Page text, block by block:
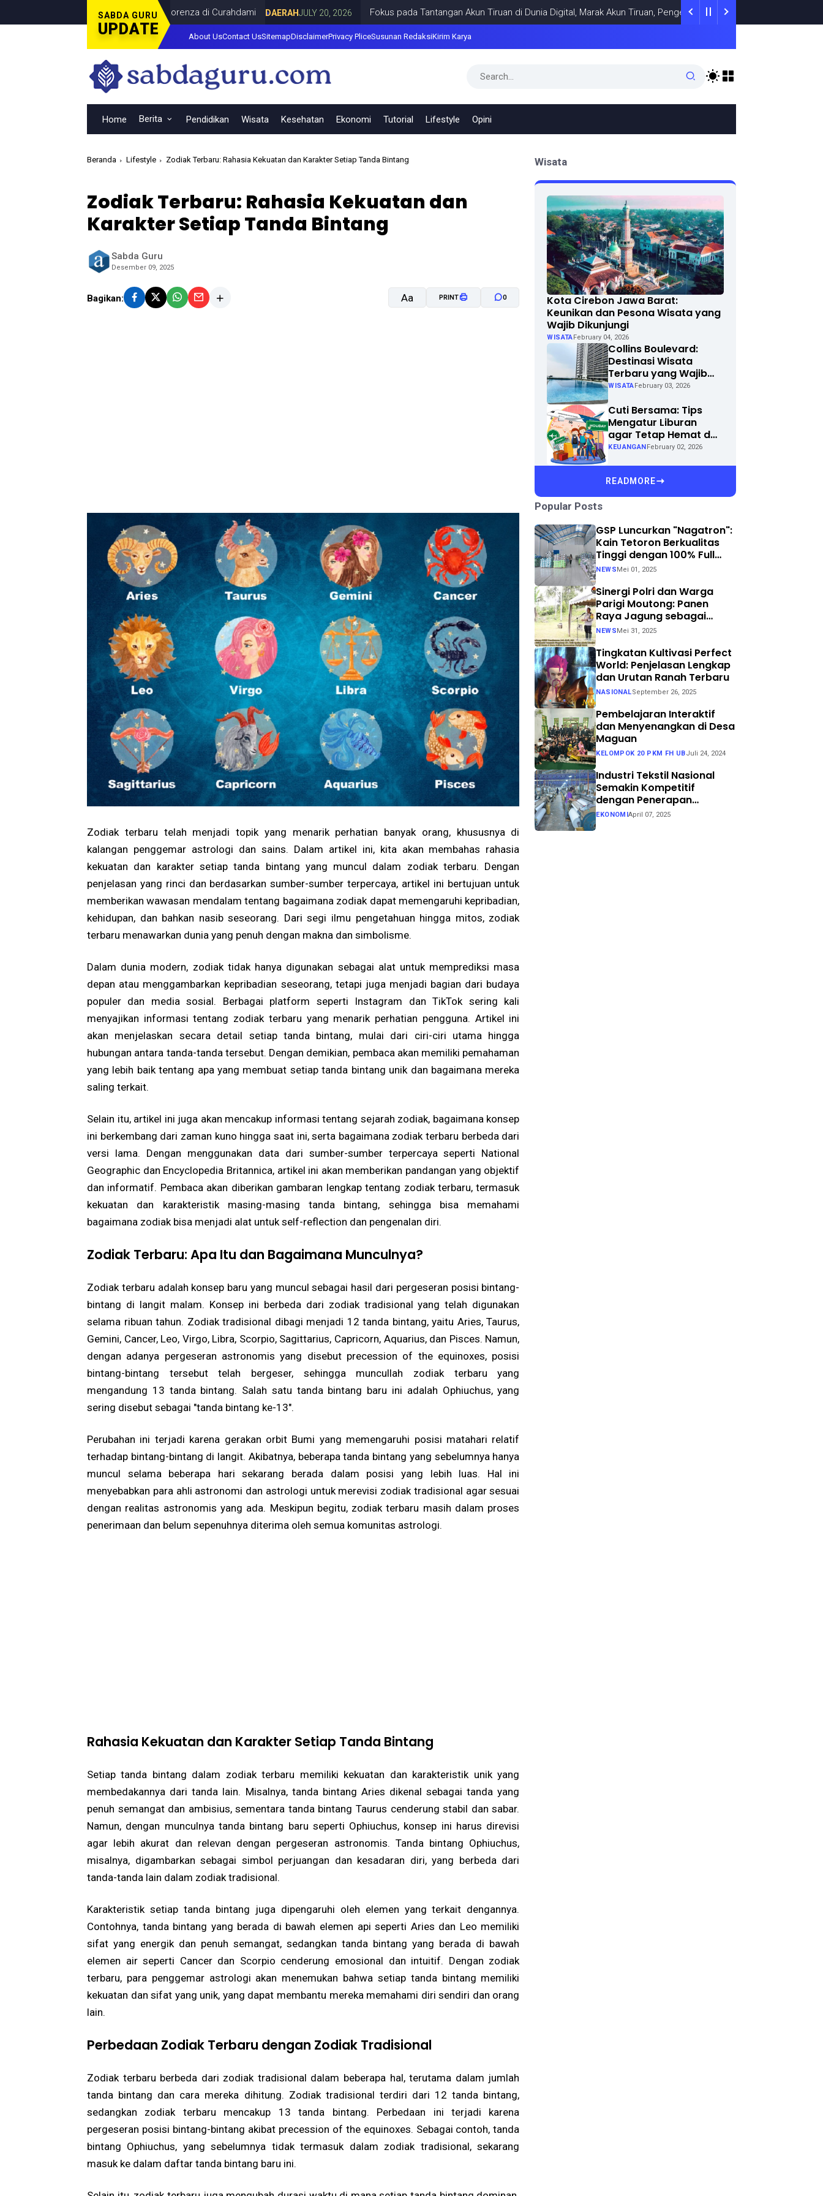
SABDA GURU
UPDATE
Piala Dunia Bersama Dina Lorenza di Curahdami DAERAH JULY 20, 2026 Fokus pada Tantangan Akun Tiruan di Dunia Digital, Marak Akun Tiruan, Pengelola TikTok @samsungstore.ta Siapkan
About UsContact UsSitemapDisclaimerPrivacy PliceSusunan RedaksiKirim Karya
Home Berita Pendidikan Wisata Kesehatan Ekonomi Tutorial Lifestyle Opini
Beranda Lifestyle Zodiak Terbaru: Rahasia Kekuatan dan Karakter Setiap Tanda Bintang
Zodiak Terbaru: Rahasia Kekuatan dan
Karakter Setiap Tanda Bintang
Sabda Guru
Desember 09, 2025
Bagikan: Aa PRINT 0
Zodiak terbaru telah menjadi topik yang menarik perhatian banyak orang, khususnya di
kalangan penggemar astrologi dan sains. Dalam artikel ini, kita akan membahas rahasia
kekuatan dan karakter setiap tanda bintang yang muncul dalam zodiak terbaru. Dengan
penjelasan yang rinci dan berdasarkan sumber-sumber terpercaya, artikel ini bertujuan untuk
memberikan wawasan mendalam tentang bagaimana zodiak dapat memengaruhi kepribadian,
kehidupan, dan bahkan nasib seseorang. Dari segi ilmu pengetahuan hingga mitos, zodiak
terbaru menawarkan dunia yang penuh dengan makna dan simbolisme.
Dalam dunia modern, zodiak tidak hanya digunakan sebagai alat untuk memprediksi masa
depan atau menggambarkan kepribadian seseorang, tetapi juga menjadi bagian dari budaya
populer dan media sosial. Berbagai platform seperti Instagram dan TikTok sering kali
menyajikan informasi tentang zodiak terbaru yang menarik perhatian pengguna. Artikel ini
akan menjelaskan secara detail setiap tanda bintang, mulai dari ciri-ciri utama hingga
hubungan antara tanda-tanda tersebut. Dengan demikian, pembaca akan memiliki pemahaman
yang lebih baik tentang apa yang membuat setiap tanda bintang unik dan bagaimana mereka
saling terkait.
Selain itu, artikel ini juga akan mencakup informasi tentang sejarah zodiak, bagaimana konsep
ini berkembang dari zaman kuno hingga saat ini, serta bagaimana zodiak terbaru berbeda dari
versi lama. Dengan menggunakan data dari sumber-sumber terpercaya seperti National
Geographic dan Encyclopedia Britannica, artikel ini akan memberikan pandangan yang objektif
dan informatif. Pembaca akan diberikan gambaran lengkap tentang zodiak terbaru, termasuk
kekuatan dan karakteristik masing-masing tanda bintang, sehingga bisa memahami
bagaimana zodiak bisa menjadi alat untuk self-reflection dan pengenalan diri.
Zodiak Terbaru: Apa Itu dan Bagaimana Munculnya?
Zodiak terbaru adalah konsep baru yang muncul sebagai hasil dari pergeseran posisi bintang-
bintang di langit malam. Konsep ini berbeda dari zodiak tradisional yang telah digunakan
selama ribuan tahun. Zodiak tradisional dibagi menjadi 12 tanda bintang, yaitu Aries, Taurus,
Gemini, Cancer, Leo, Virgo, Libra, Scorpio, Sagittarius, Capricorn, Aquarius, dan Pisces. Namun,
dengan adanya pergeseran astronomis yang disebut precession of the equinoxes, posisi
bintang-bintang tersebut telah bergeser, sehingga muncullah zodiak terbaru yang
mengandung 13 tanda bintang. Salah satu tanda bintang baru ini adalah Ophiuchus, yang
sering disebut sebagai "tanda bintang ke-13".
Perubahan ini terjadi karena gerakan orbit Bumi yang memengaruhi posisi matahari relatif
terhadap bintang-bintang di langit. Akibatnya, beberapa tanda bintang yang sebelumnya hanya
muncul selama beberapa hari sekarang berada dalam posisi yang lebih luas. Hal ini
menyebabkan para ahli astronomi dan astrologi untuk merevisi zodiak tradisional agar sesuai
dengan realitas astronomis yang ada. Meskipun begitu, zodiak terbaru masih dalam proses
penerimaan dan belum sepenuhnya diterima oleh semua komunitas astrologi.
Rahasia Kekuatan dan Karakter Setiap Tanda Bintang
Setiap tanda bintang dalam zodiak terbaru memiliki kekuatan dan karakteristik unik yang
membedakannya dari tanda lain. Misalnya, tanda bintang Aries dikenal sebagai tanda yang
penuh semangat dan ambisius, sementara tanda bintang Taurus cenderung stabil dan sabar.
Namun, dengan munculnya tanda bintang baru seperti Ophiuchus, konsep ini harus direvisi
agar lebih akurat dan relevan dengan pergeseran astronomis. Tanda bintang Ophiuchus,
misalnya, digambarkan sebagai simbol perjuangan dan kesadaran diri, yang berbeda dari
tanda-tanda lain dalam zodiak tradisional.
Karakteristik setiap tanda bintang juga dipengaruhi oleh elemen yang terkait dengannya.
Contohnya, tanda bintang yang berada di bawah elemen api seperti Aries dan Leo memiliki
sifat yang energik dan penuh semangat, sedangkan tanda bintang yang berada di bawah
elemen air seperti Cancer dan Scorpio cenderung emosional dan intuitif. Dengan zodiak
terbaru, para penggemar astrologi akan menemukan bahwa setiap tanda bintang memiliki
kekuatan dan sifat yang unik, yang dapat membantu mereka memahami diri sendiri dan orang
lain.
Perbedaan Zodiak Terbaru dengan Zodiak Tradisional
Zodiak terbaru berbeda dari zodiak tradisional dalam beberapa hal, terutama dalam jumlah
tanda bintang dan cara mereka dihitung. Zodiak tradisional terdiri dari 12 tanda bintang,
sedangkan zodiak terbaru mencakup 13 tanda bintang. Perbedaan ini terjadi karena
pergeseran posisi bintang-bintang akibat precession of the equinoxes. Sebagai contoh, tanda
bintang Ophiuchus, yang sebelumnya tidak termasuk dalam zodiak tradisional, sekarang
masuk ke dalam daftar tanda bintang baru ini.
Wisata
Kota Cirebon Jawa Barat:
Keunikan dan Pesona Wisata yang
Wajib Dikunjungi
WISATA February 04, 2026
Collins Boulevard:
Destinasi Wisata
Terbaru yang Wajib
Dikunjungi di Kota
WISATA February 03, 2026
Cuti Bersama: Tips
Mengatur Liburan
agar Tetap Hemat dan
Menyenangkan
KEUANGAN February 02, 2026
READMORE
Popular Posts
GSP Luncurkan "Nagatron":
Kain Tetoron Berkualitas
Tinggi dengan 100% Full
Process
NEWS Mei 01, 2025
Sinergi Polri dan Warga
Parigi Moutong: Panen
Raya Jagung sebagai
Langkah Nyata Menuju
NEWS Mei 31, 2025
Tingkatan Kultivasi Perfect
World: Penjelasan Lengkap
dan Urutan Ranah Terbaru
NASIONALSeptember 26, 2025
Pembelajaran Interaktif
dan Menyenangkan di Desa
Maguan
KELOMPOK 20 PKM FH UBJuli 24, 2024
Industri Tekstil Nasional
Semakin Kompetitif
dengan Penerapan
Teknologi Air Jet Loom dan
EKONOMIApril 07, 2025